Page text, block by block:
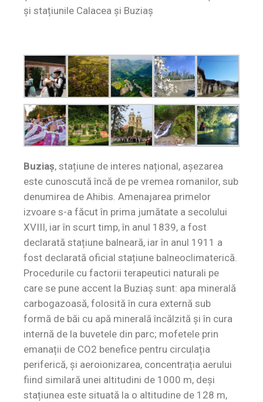
și stațiunile Calacea și Buziaș
Buziaș, stațiune de interes național, așezarea
este cunoscută încă de pe vremea romanilor, sub
denumirea de Ahibis. Amenajarea primelor
izvoare s-a făcut în prima jumătate a secolului
XVIII, iar în scurt timp, în anul 1839, a fost
declarată stațiune balneară, iar în anul 1911 a
fost declarată oficial stațiune balneoclimaterică.
Procedurile cu factorii terapeutici naturali pe
care se pune accent la Buziaș sunt: apa minerală
carbogazoasă, folosită în cura externă sub
formă de băi cu apă minerală încălzită și în cura
internă de la buvetele din parc; mofetele prin
emanații de CO2 benefice pentru circulația
periferică, și aeroionizarea, concentrația aerului
fiind similară unei altitudini de 1000 m, deși
stațiunea este situată la o altitudine de 128 m,